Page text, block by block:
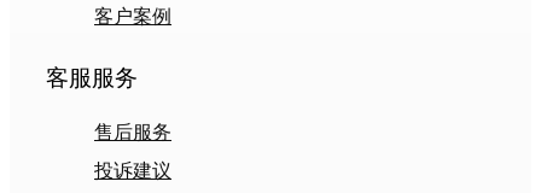
客户案例
客服服务
售后服务
投诉建议